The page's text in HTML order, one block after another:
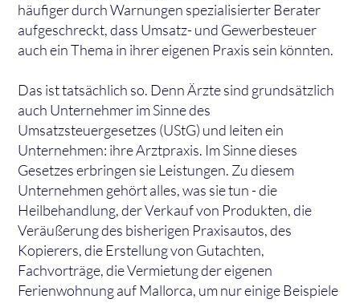
häufiger durch Warnungen spezialisierter Berater
aufgeschreckt, dass Umsatz- und Gewerbesteuer
auch ein Thema in ihrer eigenen Praxis sein könnten.
Das ist tatsächlich so. Denn Ärzte sind grundsätzlich
auch Unternehmer im Sinne des
Umsatzsteuergesetzes (UStG) und leiten ein
Unternehmen: ihre Arztpraxis. Im Sinne dieses
Gesetzes erbringen sie Leistungen. Zu diesem
Unternehmen gehört alles, was sie tun - die
Heilbehandlung, der Verkauf von Produkten, die
Veräußerung des bisherigen Praxisautos, des
Kopierers, die Erstellung von Gutachten,
Fachvorträge, die Vermietung der eigenen
Ferienwohnung auf Mallorca, um nur einige Beispiele